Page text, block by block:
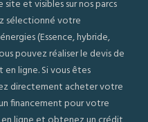
et visibles sur nos parcs
sélectionné votre
(Essence, hybride,
pouvez réaliser le devis de
ligne. Si vous êtes
directement acheter votre
financement pour votre